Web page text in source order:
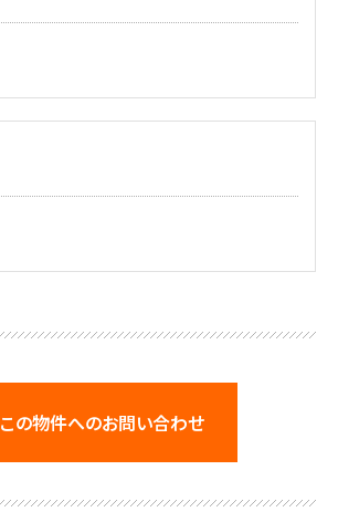
この物件へのお問い合わせ